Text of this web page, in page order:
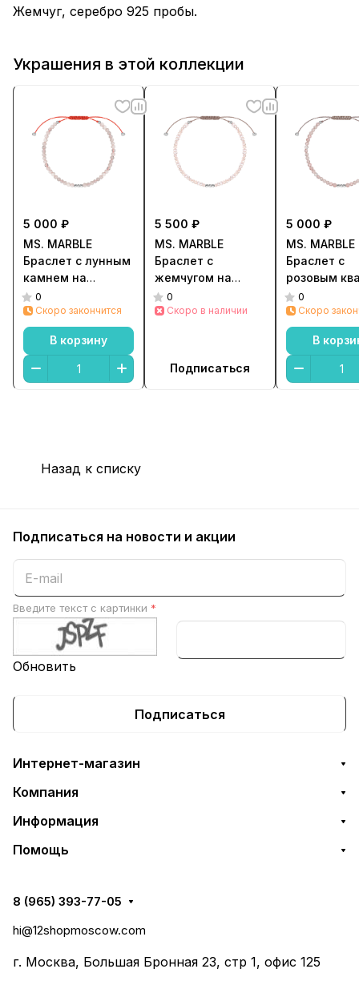
Жемчуг, серебро 925 пробы.
Украшения в этой коллекции
5 000 ₽
MS. MARBLE
Браслет с лунным
камнем на
красной нитке
серебро
0
Скоро закончится
В корзину
5 500 ₽
MS. MARBLE
Браслет с
жемчугом на
бежевой нитке
серебро
0
Скоро в наличии
Подписаться
5 000 ₽
MS. MARBLE
Браслет с
розовым
на нитке
0
Скоро
В
Назад к списку
Подписаться на новости и акции
Введите текст с картинки *
Обновить
Подписаться
Интернет-магазин
Компания
Информация
Помощь
8 (965) 393-77-05
hi@12shopmoscow.com
г. Москва, Большая Бронная 23, стр 1, офис 125